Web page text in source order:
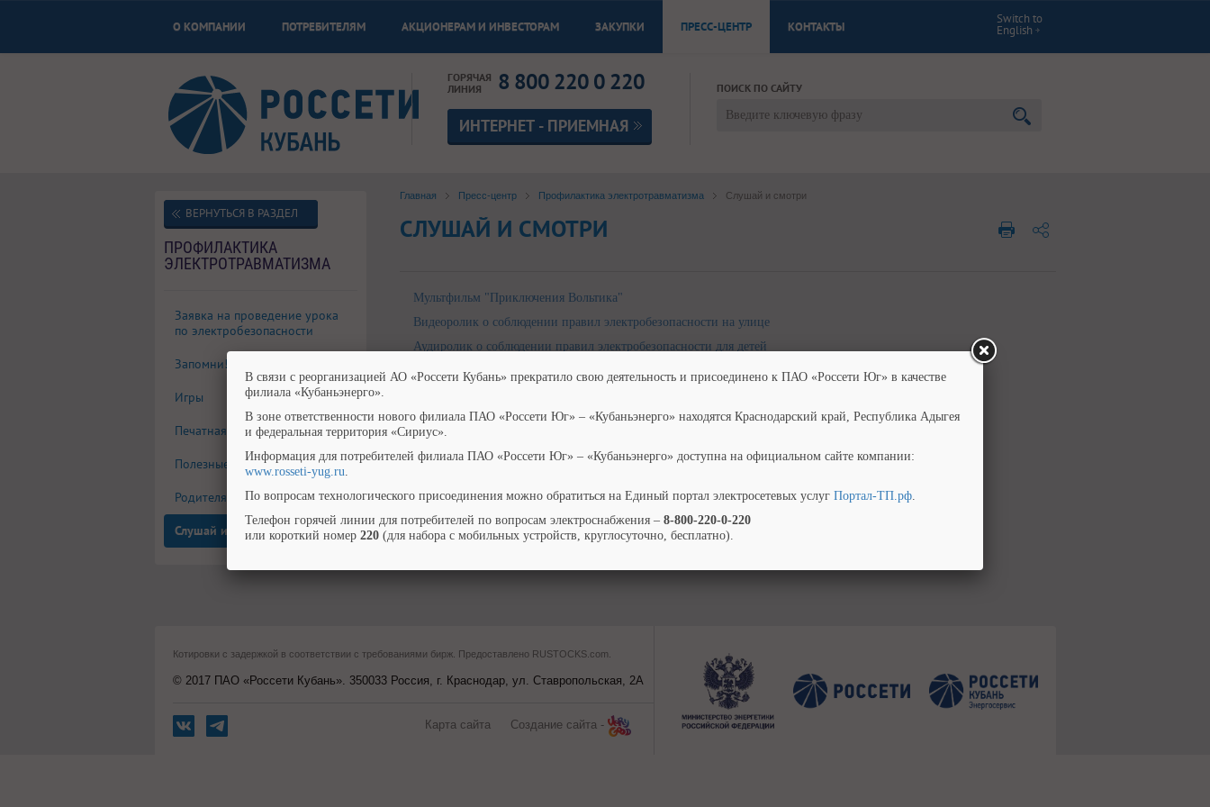
О КОМПАНИИ ПОТРЕБИТЕЛЯМ АКЦИОНЕРАМ И ИНВЕСТОРАМ ЗАКУПКИ ПРЕСС-ЦЕНТР КОНТАКТЫ
Switch to
English
ГОРЯЧАЯ
ЛИНИЯ
8 800 220 0 220
ИНТЕРНЕТ - ПРИЕМНАЯ
ПОИСК ПО САЙТУ
Главная Пресс-центр Профилактика электротравматизма Слушай и смотри
СЛУШАЙ И СМОТРИ
Мультфильм "Приключения Вольтика"
Видеоролик о соблюдении правил электробезопасности на улице
Аудиролик о соблюдении правил электробезопасности для детей
ВЕРНУТЬСЯ В РАЗДЕЛ
ПРОФИЛАКТИКА
ЭЛЕКТРОТРАВМАТИЗМА
Заявка на проведение урока
по электробезопасности
Запомни!
Игры
Печатная продукция
Полезные ссылки
Родителям и учителям
Слушай и смотри
Котировки с задержкой в соответствии с требованиями бирж. Предоставлено RUSTOCKS.com.
© 2017 ПАО «Россети Кубань». 350033 Россия, г. Краснодар, ул. Ставропольская, 2A
Карта сайта Создание сайта -
В связи с реорганизацией АО «Россети Кубань» прекратило свою деятельность и присоединено к ПАО «Россети Юг» в качестве
филиала «Кубаньэнерго».
В зоне ответственности нового филиала ПАО «Россети Юг» – «Кубаньэнерго» находятся Краснодарский край, Республика Адыгея
и федеральная территория «Сириус».
Информация для потребителей филиала ПАО «Россети Юг» – «Кубаньэнерго» доступна на официальном сайте компании:
www.rosseti-yug.ru.
По вопросам технологического присоединения можно обратиться на Единый портал электросетевых услуг Портал-ТП.рф.
Телефон горячей линии для потребителей по вопросам электроснабжения – 8-800-220-0-220
или короткий номер 220 (для набора с мобильных устройств, круглосуточно, бесплатно).